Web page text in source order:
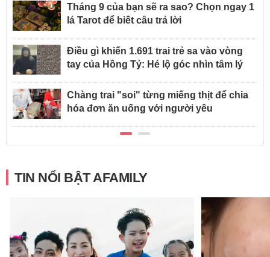
Tháng 9 của bạn sẽ ra sao? Chọn ngay 1
lá Tarot để biết câu trả lời
Điều gì khiến 1.691 trai trẻ sa vào vòng
tay của Hồng Tỷ: Hé lộ góc nhìn tâm lý
Chàng trai "soi" từng miếng thịt để chia
hóa đơn ăn uống với người yêu
TIN NỔI BẬT AFAMILY